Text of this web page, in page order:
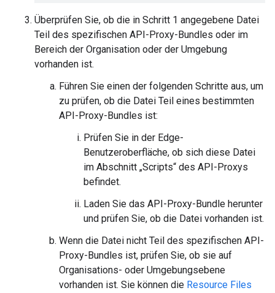
Überprüfen Sie, ob die in Schritt 1 angegebene Datei
Teil des spezifischen API-Proxy-Bundles oder im
Bereich der Organisation oder der Umgebung
vorhanden ist.
Führen Sie einen der folgenden Schritte aus, um
zu prüfen, ob die Datei Teil eines bestimmten
API-Proxy-Bundles ist:
Prüfen Sie in der Edge-
Benutzeroberfläche, ob sich diese Datei
im Abschnitt „Scripts“ des API-Proxys
befindet.
Laden Sie das API-Proxy-Bundle herunter
und prüfen Sie, ob die Datei vorhanden ist.
Wenn die Datei nicht Teil des spezifischen API-
Proxy-Bundles ist, prüfen Sie, ob sie auf
Organisations- oder Umgebungsebene
vorhanden ist. Sie können die Resource Files